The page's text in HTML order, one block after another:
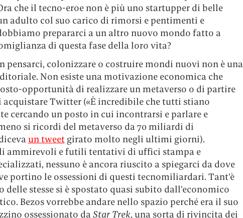
che il tecno-eroe non è più uno startupper di belle
adulto col suo carico di rimorsi e pentimenti e
prepararci a un altro nuovo mondo fatto a
di questa fase della loro vita?
pensarci, colonizzare o costruire mondi nuovi non è una
Non esiste una motivazione economica che
opportunità di realizzare un metaverso o di partire
acquistare Twitter («È incredibile che tutti stiano
cercando un posto in cui incontrarsi e parlare e
si ricordi del metaverso da 70 miliardi di
un tweetgirato molto negli ultimi giorni).
ammirevoli e futili tentativi di uffici stampa e
nessuno è ancora riuscito a spiegarci da dove
portino le ossessioni di questi tecnomiliardari. Tant’è
delle stesse si è spostato quasi subito dall’economico
Bezos vorrebbe andare nello spazio perché era il suo
ossessionato da Star Trek, una sorta di rivincita dei